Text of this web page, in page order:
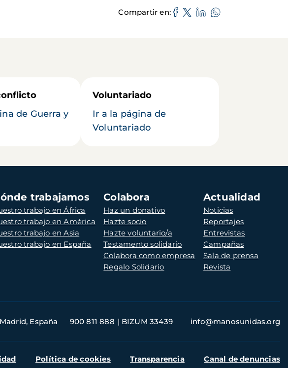
Compartir en
de Guerra y
Voluntariado
Ir a la página de
Voluntariado
trabajamos
trabajo en África
trabajo en América
trabajo en Asia
trabajo en España
Colabora
Haz un donativo
Hazte socio
Hazte voluntario/a
Testamento solidario
Colabora como empresa
Regalo Solidario
Actualidad
Noticias
Reportajes
Entrevistas
Campañas
Sala de prensa
Revista
España 900 811 888 BIZUM 33439 info@manosunidas.org
Política de cookies Transparencia Canal de denuncias